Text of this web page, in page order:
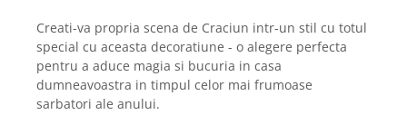
Creati-va propria scena de Craciun intr-un stil cu totul
special cu aceasta decoratiune - o alegere perfecta
pentru a aduce magia si bucuria in casa
dumneavoastra in timpul celor mai frumoase
sarbatori ale anului.